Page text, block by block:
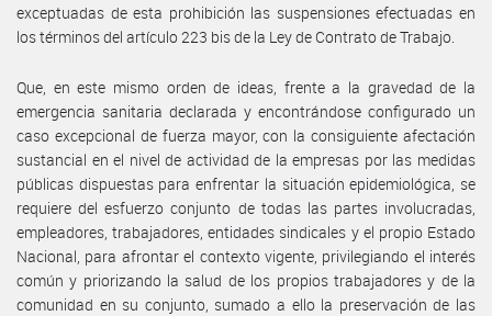
exceptuadas de esta prohibición las suspensiones efectuadas en
los términos del artículo 223 bis de la Ley de Contrato de Trabajo.
Que, en este mismo orden de ideas, frente a la gravedad de la
emergencia sanitaria declarada y encontrándose configurado un
caso excepcional de fuerza mayor, con la consiguiente afectación
sustancial en el nivel de actividad de la empresas por las medidas
públicas dispuestas para enfrentar la situación epidemiológica, se
requiere del esfuerzo conjunto de todas las partes involucradas,
empleadores, trabajadores, entidades sindicales y el propio Estado
Nacional, para afrontar el contexto vigente, privilegiando el interés
común y priorizando la salud de los propios trabajadores y de la
comunidad en su conjunto, sumado a ello la preservación de las